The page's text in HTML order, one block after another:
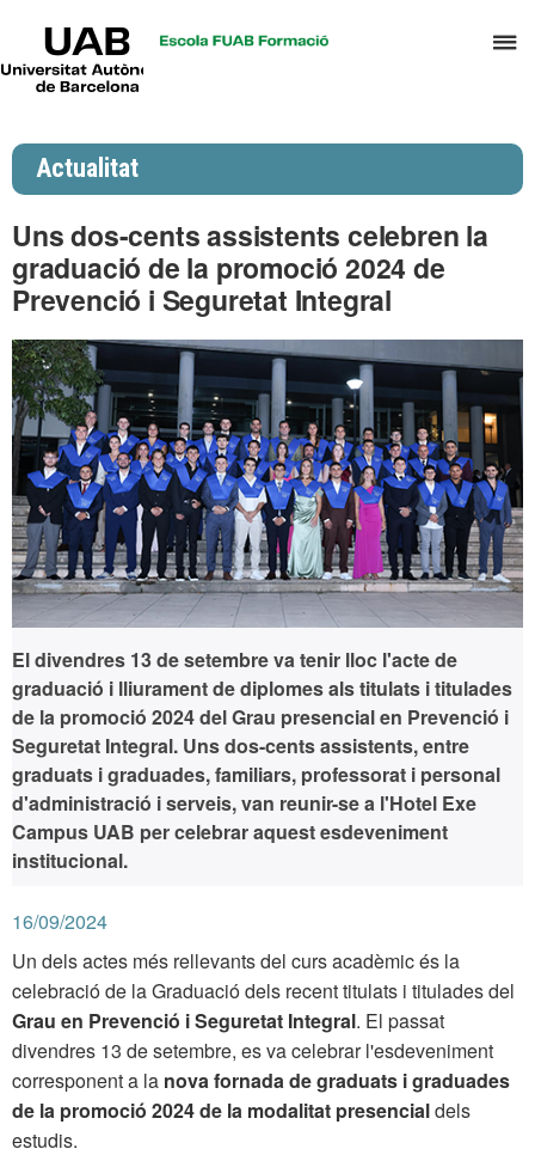
el
Universitat
Actualitat
Uns dos-cents assistents celebren la
graduació de la promoció 2024 de
Prevenció i Seguretat Integral
El divendres 13 de setembre va tenir lloc l'acte de
graduació i lliurament de diplomes als titulats i titulades
de la promoció 2024 del Grau presencial en Prevenció i
Seguretat Integral. Uns dos-cents assistents, entre
graduats i graduades, familiars, professorat i personal
d'administració i serveis, van reunir-se a l'Hotel Exe
Campus UAB per celebrar aquest esdeveniment
institucional.
16/09/2024
Un dels actes més rellevants del curs acadèmic és la
celebració de la Graduació dels recent titulats i titulades del
Grau en Prevenció i Seguretat Integral. El passat
divendres 13 de setembre, es va celebrar l'esdeveniment
corresponent a la nova fornada de graduats i graduades
de la promoció 2024 de la modalitat presencialdels
estudis.